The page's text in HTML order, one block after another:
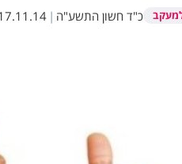
כ"ד חשון התשע"ה |